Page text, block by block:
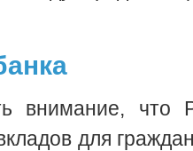
внимание, что
для